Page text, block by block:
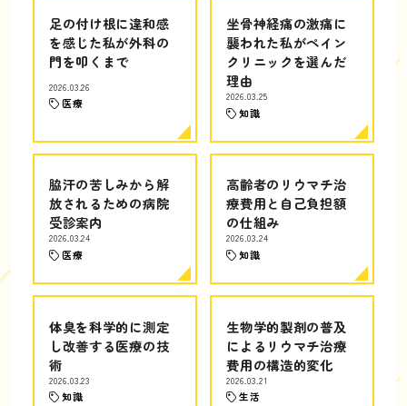
足の付け根に違和感
を感じた私が外科の
門を叩くまで
2026.03.26
医療
坐骨神経痛の激痛に
襲われた私がペイン
クリニックを選んだ
理由
2026.03.25
知識
脇汗の苦しみから解
放されるための病院
受診案内
2026.03.24
医療
高齢者のリウマチ治
療費用と自己負担額
の仕組み
2026.03.24
知識
体臭を科学的に測定
し改善する医療の技
術
2026.03.23
知識
生物学的製剤の普及
によるリウマチ治療
費用の構造的変化
2026.03.21
生活